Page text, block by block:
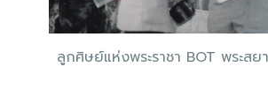
ลูกศิษย์แห่งพระราชา BOT พระสย